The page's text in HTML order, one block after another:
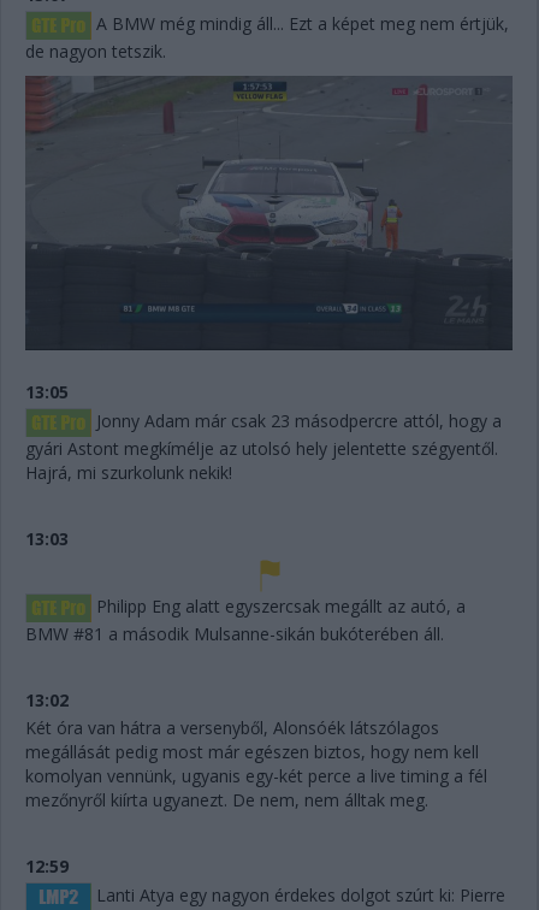
A BMW még mindig áll... Ezt a képet meg nem értjük,
de nagyon tetszik.
13:05
Jonny Adam már csak 23 másodpercre attól, hogy a
gyári Astont megkímélje az utolsó hely jelentette szégyentől.
Hajrá, mi szurkolunk nekik!
13:03
Philipp Eng alatt egyszercsak megállt az autó, a
BMW #81 a második Mulsanne-sikán bukóterében áll.
13:02
Két óra van hátra a versenyből, Alonsóék látszólagos
megállását pedig most már egészen biztos, hogy nem kell
komolyan vennünk, ugyanis egy-két perce a live timing a fél
mezőnyről kiírta ugyanezt. De nem, nem álltak meg.
12:59
Lanti Atya egy nagyon érdekes dolgot szúrt ki: Pierre